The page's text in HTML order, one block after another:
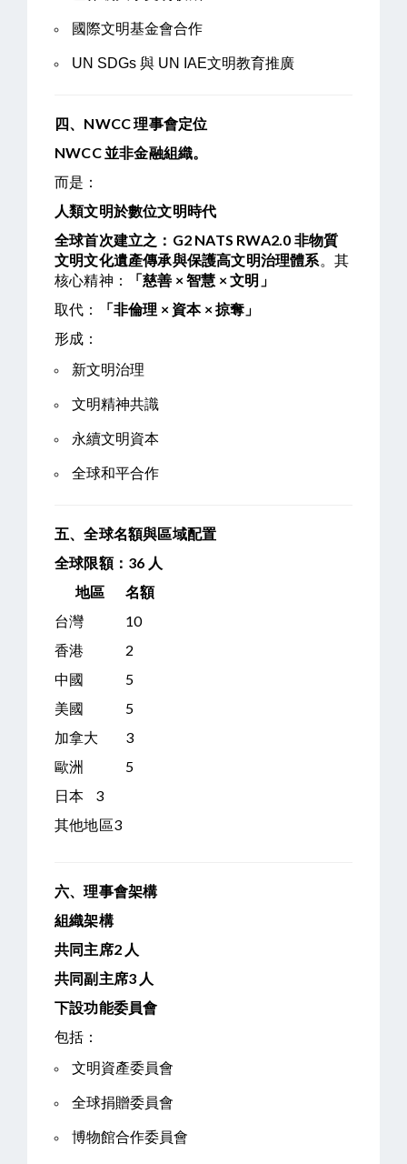
國際文明基金會合作
UN SDGs 與 UN IAE文明教育推廣
四、NWCC 理事會定位
NWCC 並非金融組織。
而是：
人類文明於數位文明時代
全球首次建立之：G2 NATS RWA2.0 非物質
文明文化遺產傳承與保護高文明治理體系。其
核心精神：
「慈善 × 智慧 × 文明」
取代：
「非倫理 × 資本 × 掠奪」
形成：
新文明治理
文明精神共識
永續文明資本
全球和平合作
五、全球名額與區域配置
全球限額： 36 人
地區
名額
台灣
10
香港
2
中國
5
美國
5
加拿大
3
歐洲
5
日本 3
其他地區3
六、理事會架構
組織架構
共同主席2 人
共同副主席3 人
下設功能委員會
包括：
文明資產委員會
全球捐贈委員會
博物館合作委員會